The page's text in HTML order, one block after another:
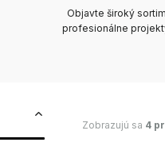
Objavte široký
profesionálne
Zobrazujú sa 4